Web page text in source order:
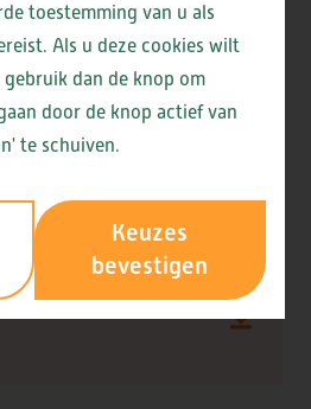
toestemming van u als
Als u deze cookies wilt
dan de knop om
door de knop actief van
te schuiven.
Keuzes
bevestigen
Zorggroep
hoge
met